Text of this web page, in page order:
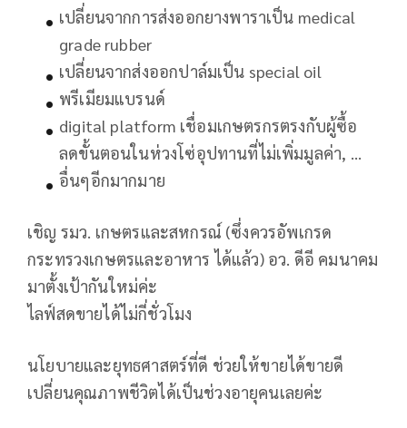
เปลี่ยนจากการส่งออกยางพาราเป็น medical
grade rubber
เปลี่ยนจากส่งออกปาล์มเป็น special oil
พรีเมียมแบรนด์
digital platform เชื่อมเกษตรกรตรงกับผู้ซื้อ
ลดขั้นตอนในห่วงโซ่อุปทานที่ไม่เพิ่มมูลค่า, …
อื่นๆอีกมากมาย
เชิญ รมว. เกษตรและสหกรณ์ (ซึ่งควรอัพเกรด
กระทรวงเกษตรและอาหาร ได้แล้ว) อว. ดีอี คมนาคม
มาตั้งเป้ากันใหม่ค่ะ
ไลฟ์สดขายได้ไม่กี่ชั่วโมง
นโยบายและยุทธศาสตร์ที่ดี ช่วยให้ขายได้ขายดี
เปลี่ยนคุณภาพชีวิตได้เป็นช่วงอายุคนเลยค่ะ